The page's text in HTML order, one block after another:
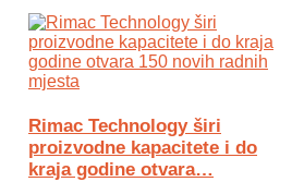
Rimac Technology širi
proizvodne kapacitete i do
kraja godine otvara…